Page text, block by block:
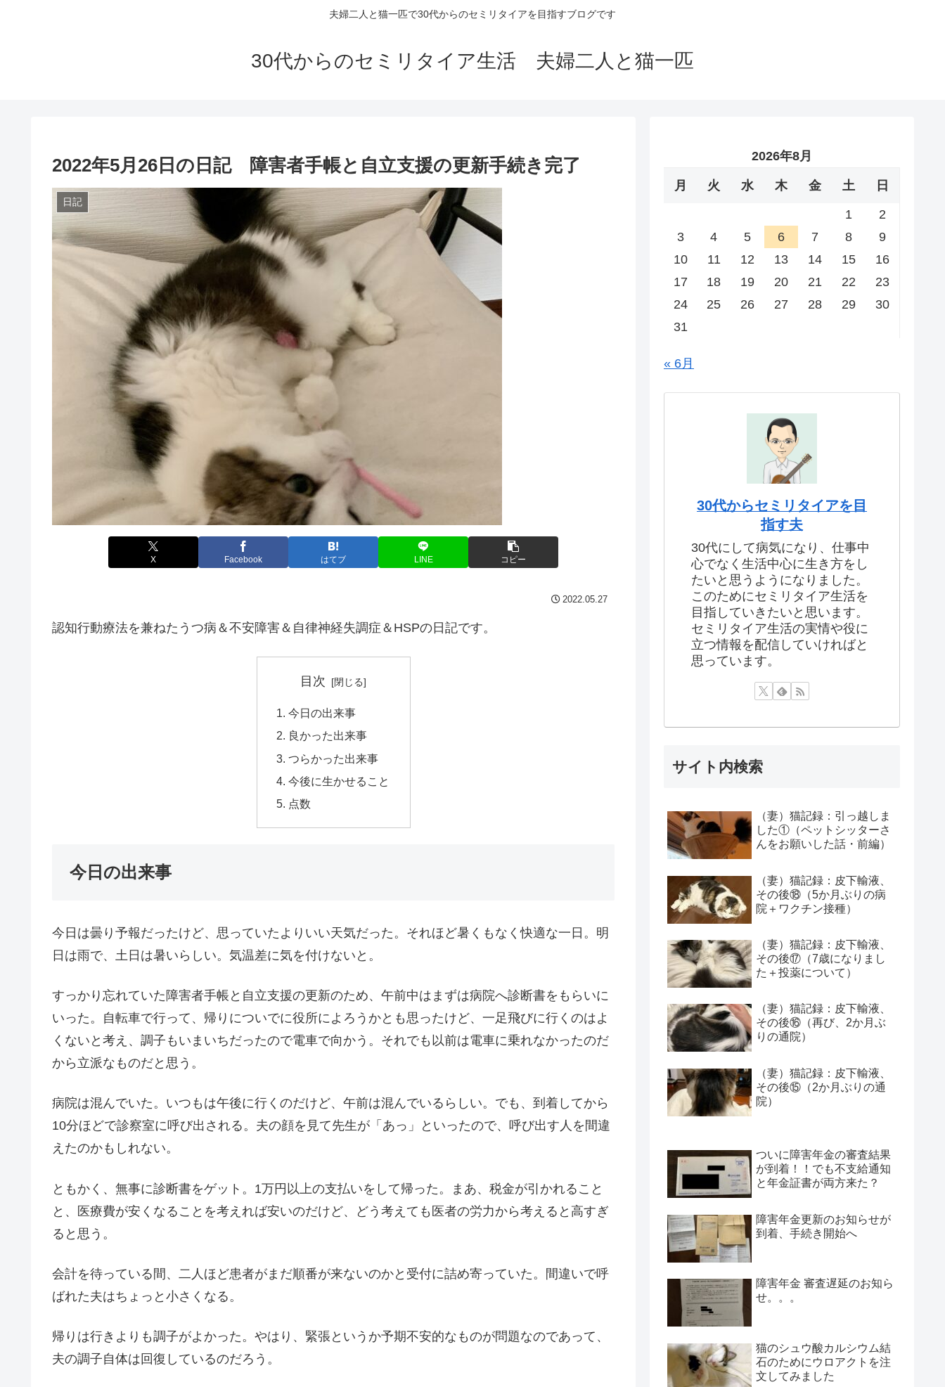
夫婦二人と猫一匹で30代からのセミリタイアを目指すブログです
30代からのセミリタイア生活 夫婦二人と猫一匹
2022年5月26日の日記 障害者手帳と自立支援の更新手続き完了
日記
X Facebook はてブ LINE コピー
2022.05.27
認知行動療法を兼ねたうつ病＆不安障害＆自律神経失調症＆HSPの日記です。
目次
今日の出来事
良かった出来事
つらかった出来事
今後に生かせること
点数
今日の出来事
今日は曇り予報だったけど、思っていたよりいい天気だった。それほど暑くもなく快適な一日。明
日は雨で、土日は暑いらしい。気温差に気を付けないと。
すっかり忘れていた障害者手帳と自立支援の更新のため、午前中はまずは病院へ診断書をもらいに
いった。自転車で行って、帰りについでに役所によろうかとも思ったけど、一足飛びに行くのはよ
くないと考え、調子もいまいちだったので電車で向かう。それでも以前は電車に乗れなかったのだ
から立派なものだと思う。
病院は混んでいた。いつもは午後に行くのだけど、午前は混んでいるらしい。でも、到着してから
10分ほどで診察室に呼び出される。夫の顔を見て先生が「あっ」といったので、呼び出す人を間違
えたのかもしれない。
ともかく、無事に診断書をゲット。1万円以上の支払いをして帰った。まあ、税金が引かれること
と、医療費が安くなることを考えれば安いのだけど、どう考えても医者の労力から考えると高すぎ
ると思う。
会計を待っている間、二人ほど患者がまだ順番が来ないのかと受付に詰め寄っていた。間違いで呼
ばれた夫はちょっと小さくなる。
帰りは行きよりも調子がよかった。やはり、緊張というか予期不安的なものが問題なのであって、
夫の調子自体は回復しているのだろう。
2026年8月
月 火 水 木 金 土 日
1
2
3
4 5 6 7 8
9
10
11 12 13 14 15
16
17
18 19 20 21 22
23
24
25 26 27 28 29
30
31
« 6月
30代からセミリタイアを目
指す夫
30代にして病気になり、仕事中
心でなく生活中心に生き方をし
たいと思うようになりました。
このためにセミリタイア生活を
目指していきたいと思います。
セミリタイア生活の実情や役に
立つ情報を配信していければと
思っています。
サイト内検索
（妻）猫記録：引っ越しま
した①（ペットシッターさ
んをお願いした話・前編）
（妻）猫記録：皮下輸液、
その後⑱（5か月ぶりの病
院＋ワクチン接種）
（妻）猫記録：皮下輸液、
その後⑰（7歳になりまし
た＋投薬について）
（妻）猫記録：皮下輸液、
その後⑯（再び、2か月ぶ
りの通院）
（妻）猫記録：皮下輸液、
その後⑮（2か月ぶりの通
院）
ついに障害年金の審査結果
が到着！！でも不支給通知
と年金証書が両方来た？
障害年金更新のお知らせが
到着、手続き開始へ
障害年金 審査遅延のお知ら
せ。。。
猫のシュウ酸カルシウム結
石のためにウロアクトを注
文してみました